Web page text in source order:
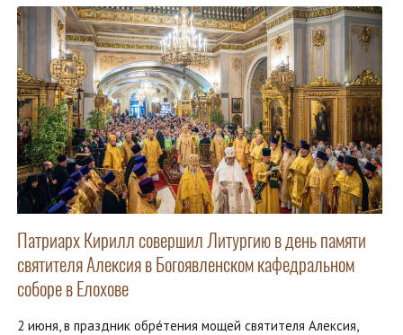
Патриарх Кирилл совершил Литургию в день памяти
святителя Алексия в Богоявленском кафедральном
соборе в Елохове
2 июня, в праздник обре́тения мощей святителя Алексия,